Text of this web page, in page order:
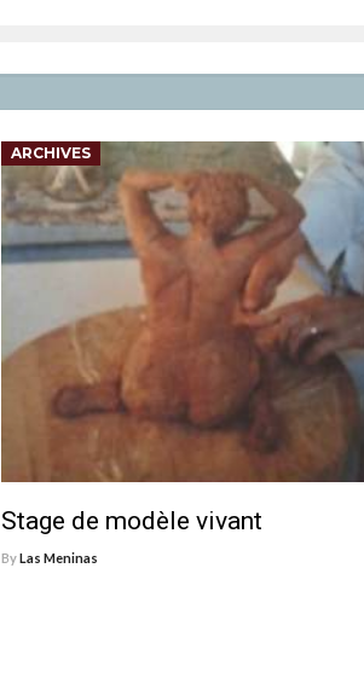
ARCHIVES
Stage de modèle vivant
ByLas Meninas